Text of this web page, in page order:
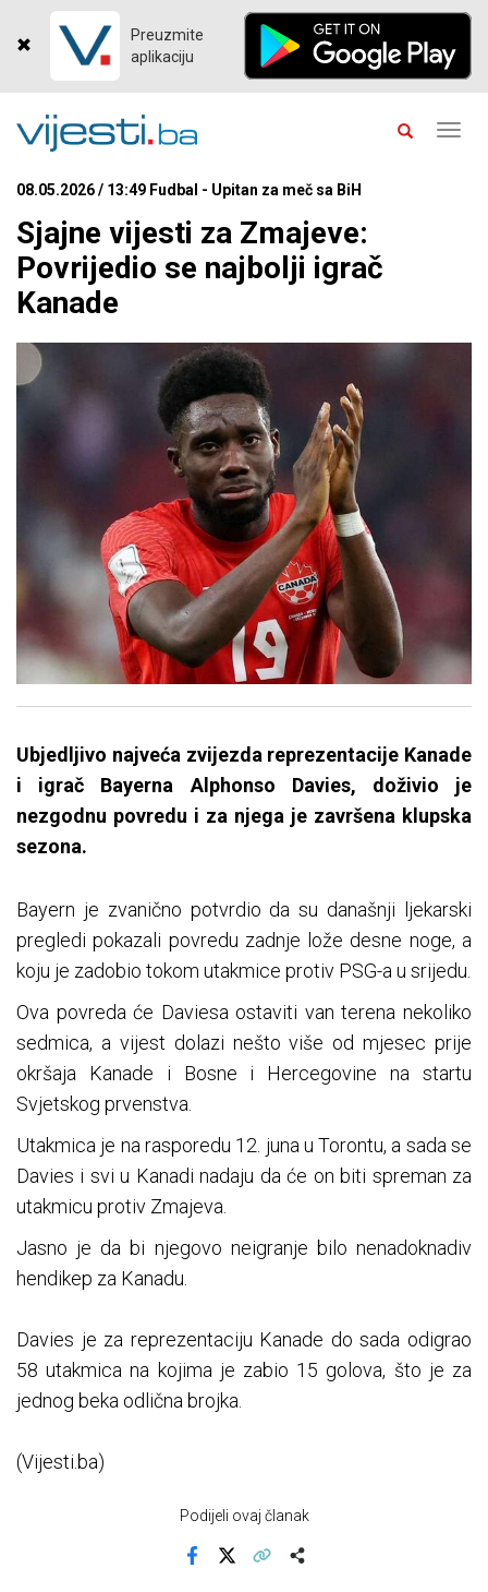
Preuzmite
aplikaciju
08.05.2026 / 13:49 Fudbal - Upitan za meč sa BiH
Sjajne vijesti za Zmajeve:
Povrijedio se najbolji igrač
Kanade
Ubjedljivo najveća zvijezda reprezentacije Kanade
i igrač Bayerna Alphonso Davies, doživio je
nezgodnu povredu i za njega je završena klupska
sezona.
Bayern je zvanično potvrdio da su današnji ljekarski
pregledi pokazali povredu zadnje lože desne noge, a
koju je zadobio tokom utakmice protiv PSG-a u srijedu.
Ova povreda će Daviesa ostaviti van terena nekoliko
sedmica, a vijest dolazi nešto više od mjesec prije
okršaja Kanade i Bosne i Hercegovine na startu
Svjetskog prvenstva.
Utakmica je na rasporedu 12. juna u Torontu, a sada se
Davies i svi u Kanadi nadaju da će on biti spreman za
utakmicu protiv Zmajeva.
Jasno je da bi njegovo neigranje bilo nenadoknadiv
hendikep za Kanadu.
Davies je za reprezentaciju Kanade do sada odigrao
58 utakmica na kojima je zabio 15 golova, što je za
jednog beka odlična brojka.
(Vijesti.ba)
Podijeli ovaj članak